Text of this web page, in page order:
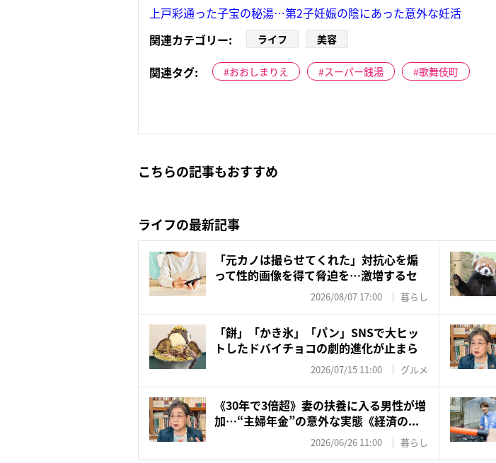
上戸彩通った子宝の秘湯…第2子妊娠の陰にあった意外な妊活
関連カテゴリー:
ライフ 美容
関連タグ: おおしまりえ スーパー銭湯 歌舞伎町
こちらの記事もおすすめ
ライフの最新記事
「元カノは撮らせてくれた」対抗心を煽
って性的画像を得て脅迫を…激増するセ
2026/08/07 17:00 暮らし
「餅」「かき氷」「パン」SNSで大ヒッ
トしたドバイチョコの劇的進化が止まら
2026/07/15 11:00 グルメ
《30年で3倍超》妻の扶養に入る男性が増
加…“主婦年金”の意外な実態《経済の...
2026/06/26 11:00 暮らし